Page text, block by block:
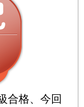
合格、今回